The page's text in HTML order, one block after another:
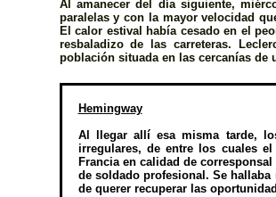
Al amanecer del día siguiente,
paralelas y con la mayor velocidad
El calor estival había cesado en el
resbaladizo de las carreteras.
población situada en las cercanías de
Hemingway
Al llegar allí esa misma tarde,
irregulares, de entre los cuales el
Francia en calidad de
de soldado profesional. Se
de querer recuperar las